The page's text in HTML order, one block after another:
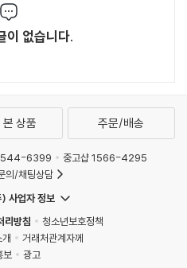
이 없습니다.
본 상품 주문/배송
6399
중고샵 1566-4295
/채팅상담
사업자 정보
리방침
청소년보호정책
거래처관계자께
보
광고